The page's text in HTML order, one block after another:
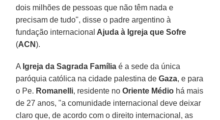
dois milhões de pessoas que não têm nada e
precisam de tudo", disse o padre argentino à
fundação internacional Ajuda à Igreja que Sofre
(ACN).
A Igreja da Sagrada Família é a sede da única
paróquia católica na cidade palestina deGaza, e para
o Pe. Romanelli, residente noOriente Médio há mais
de 27 anos, "a comunidade internacional deve deixar
claro que, de acordo com o direito internacional, as